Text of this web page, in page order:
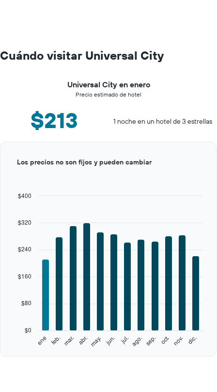
Cuándo visitar Universal City
Universal City en enero
Precio estimado de hotel
$213 1 noche en un hotel de 3 estrellas
Range:
categories.
graphic.
ene feb. mar. abr. may. jun. jul. ago. sep. oct. nov. dic.
$0
$80
$160
$240
$320
$400
Los precios no son fijos y pueden cambiar
of
interactive